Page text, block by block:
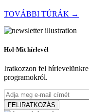
TOVÁBBI TÚRÁK →
Duna mentén biciklivel
Hol-Mit hírlevél
Iratkozzon fel
programokról.
FELIRATKOZÁS